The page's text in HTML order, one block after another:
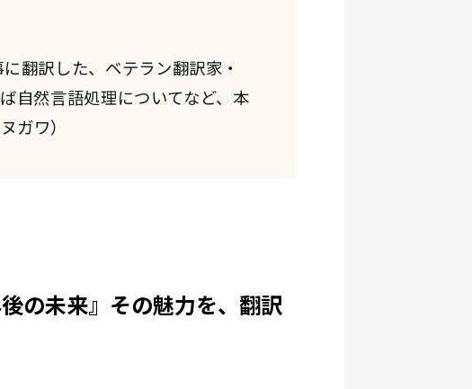
翻訳した、ベテラン翻訳家・
自然言語処理についてなど、本
ガワ）
の未来』その魅力を、翻訳